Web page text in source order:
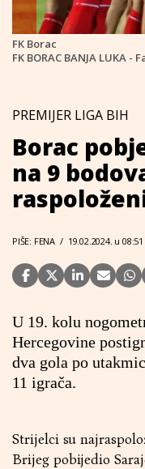
FK Borac
FK BORAC BANJA LUKA -
PREMIJER LIGA BIH
Borac
na 9
PIŠE: FENA / 19.02.2024. u 08:51
U 19. kolu
Hercegovine
dva gola po
11 igrača.
Strijelci su
Brijeg pobijedio